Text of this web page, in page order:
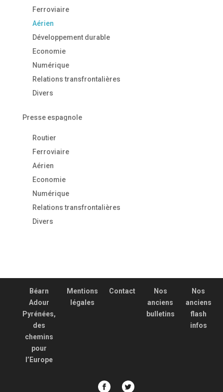
Ferroviaire
Aérien
Développement durable
Economie
Numérique
Relations transfrontalières
Divers
Presse espagnole
Routier
Ferroviaire
Aérien
Economie
Numérique
Relations transfrontalières
Divers
Béarn
Adour
Pyrénées,
des
chemins
pour
l’Europe
Mentions
légales
Contact
Nos
anciens
bulletins
Nos
anciens
flash
infos